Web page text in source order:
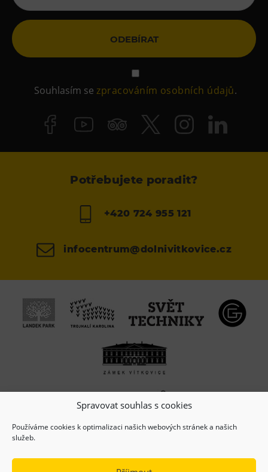
Spravovat souhlas s cookies
Používáme cookies k optimalizaci našich webových stránek a našich
služeb.
ODEBÍRAT
Souhlasím sezpracováním osobních údajů.
Potřebujete poradit?
+420 724 955 121
infocentrum@dolnivitkovice.cz